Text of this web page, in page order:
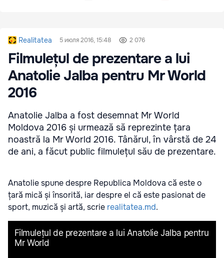
Realitatea 5 июля 2016, 15:48 2 076
Filmulețul de prezentare a lui
Anatolie Jalba pentru Mr World
2016
Anatolie Jalba a fost desemnat Mr World
Moldova 2016 și urmează să reprezinte țara
noastră la Mr World 2016. Tânărul, în vârstă de 24
de ani, a făcut public filmulețul său de prezentare.
Anatolie spune despre Republica Moldova că este o
țară mică și însorită, iar despre el că este pasionat de
sport, muzică și artă, scrie realitatea.md.